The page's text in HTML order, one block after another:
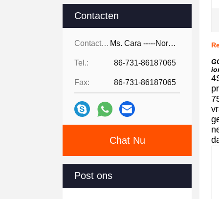
Contacten
Contacten: Ms. Cara -----North America
Tel.: 86-731-86187065
Fax: 86-731-86187065
Chat Nu
Post ons